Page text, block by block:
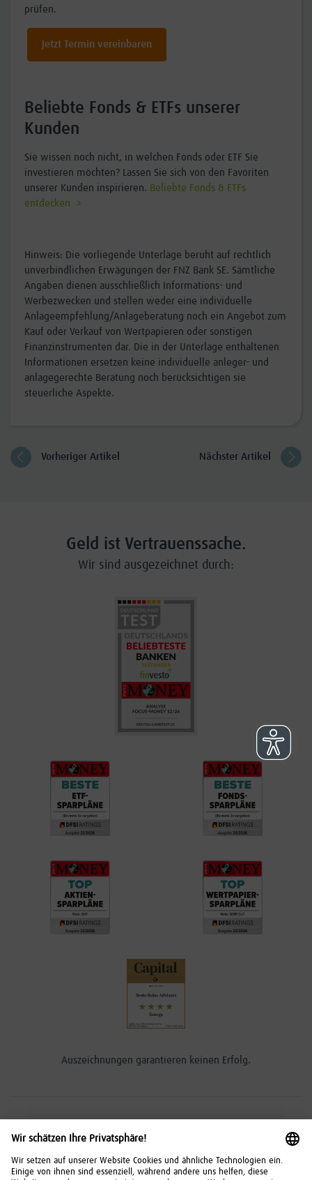
prüfen.
Jetzt Termin vereinbaren
Beliebte Fonds & ETFs unserer
Kunden
Sie wissen noch nicht, in welchen Fonds oder ETF Sie
investieren möchten? Lassen Sie sich von den Favoriten
unserer Kunden inspirieren. Beliebte Fonds & ETFs
entdecken
Hinweis: Die vorliegende Unterlage beruht auf rechtlich
unverbindlichen Erwägungen der FNZ Bank SE. Sämtliche
Angaben dienen ausschließlich Informations- und
Werbezwecken und stellen weder eine individuelle
Anlageempfehlung/Anlageberatung noch ein Angebot zum
Kauf oder Verkauf von Wertpapieren oder sonstigen
Finanzinstrumenten dar. Die in der Unterlage enthaltenen
Informationen ersetzen keine individuelle anleger- und
anlagegerechte Beratung noch berücksichtigen sie
steuerliche Aspekte.
Vorheriger Artikel Nächster Artikel
Geld ist Vertrauenssache.
Wir sind ausgezeichnet durch:
Auszeichnungen garantieren keinen Erfolg.
Risikohinweise
Investitionen in Wertpapiere, Tages- und Festgeld